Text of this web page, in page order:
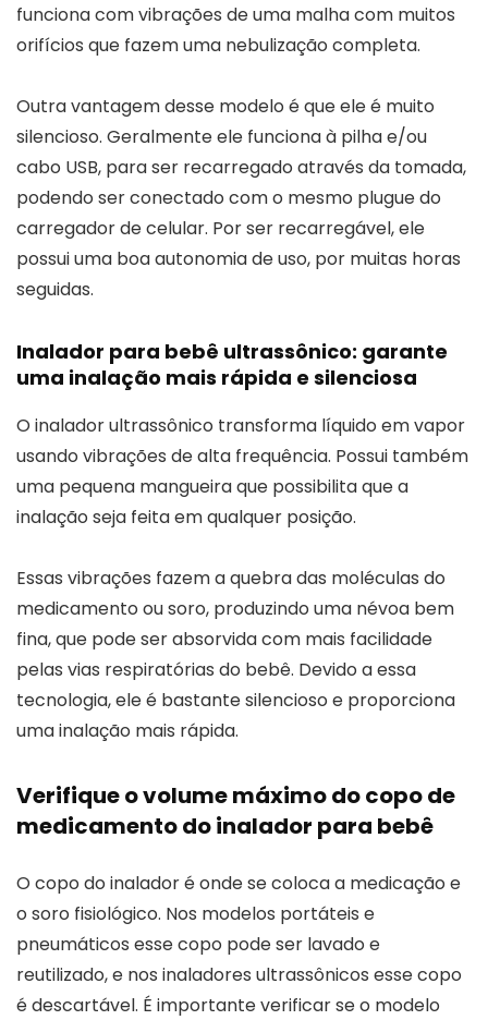
funciona com vibrações de uma malha com muitos
orifícios que fazem uma nebulização completa.
Outra vantagem desse modelo é que ele é muito
silencioso. Geralmente ele funciona à pilha e/ou
cabo USB, para ser recarregado através da tomada,
podendo ser conectado com o mesmo plugue do
carregador de celular. Por ser recarregável, ele
possui uma boa autonomia de uso, por muitas horas
seguidas.
Inalador para bebê ultrassônico: garante
uma inalação mais rápida e silenciosa
O inalador ultrassônico transforma líquido em vapor
usando vibrações de alta frequência. Possui também
uma pequena mangueira que possibilita que a
inalação seja feita em qualquer posição.
Essas vibrações fazem a quebra das moléculas do
medicamento ou soro, produzindo uma névoa bem
fina, que pode ser absorvida com mais facilidade
pelas vias respiratórias do bebê. Devido a essa
tecnologia, ele é bastante silencioso e proporciona
uma inalação mais rápida.
Verifique o volume máximo do copo de
medicamento do inalador para bebê
O copo do inalador é onde se coloca a medicação e
o soro fisiológico. Nos modelos portáteis e
pneumáticos esse copo pode ser lavado e
reutilizado, e nos inaladores ultrassônicos esse copo
é descartável. É importante verificar se o modelo